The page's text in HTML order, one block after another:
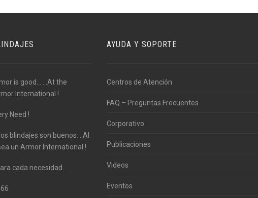
is good... ...At the
International !
Need !
blindajes son buenos... Al
un Armor International !
cada necesidad.
AYUDA Y SOPORTE
Centros de Atención
FAQ – Preguntas Frecuentes
Corporativo
Publicaciones
Videos
Eventos